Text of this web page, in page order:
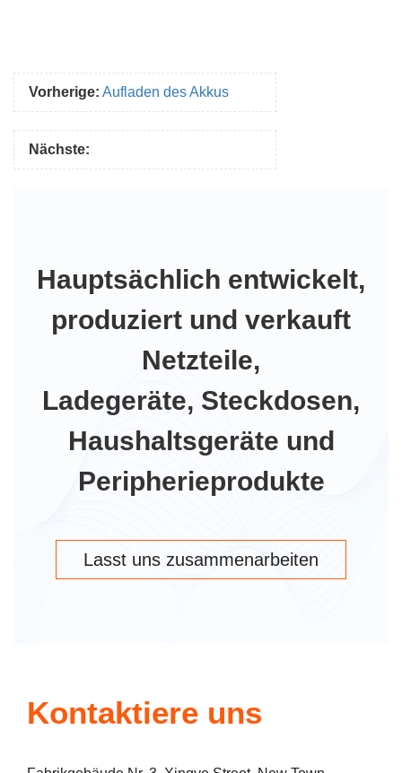
Vorherige: Aufladen des Akkus
Nächste:
Hauptsächlich entwickelt,
produziert und verkauft
Netzteile,
Ladegeräte, Steckdosen,
Haushaltsgeräte und
Peripherieprodukte
Lasst uns zusammenarbeiten
Kontaktiere uns